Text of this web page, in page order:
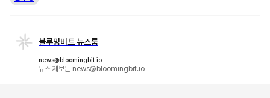
블루밍비트 뉴스룸
news@bloomingbit.io
뉴스 제보는 news@bloomingbit.io